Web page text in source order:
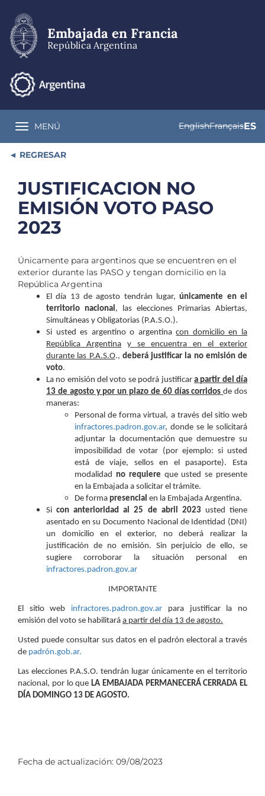
contenido
principal
Embajada en Francia
República Argentina
Toggle navigation
MENÚ EnglishFrançaisES
REGRESAR
JUSTIFICACION NO
EMISIÓN VOTO PASO
2023
Únicamente para argentinos que se encuentren en el
exterior durante las PASO y tengan domicilio en la
República Argentina
El día 13 de agosto tendrán lugar, únicamente en el
territorio nacional , las elecciones Primarias Abiertas,
Simultáneas y Obligatorias (P.A.S.O.).
Si usted es argentino o argentinacon domicilio en la
República Argentina
y se encuentra en el exterior
durante las P.A.S.O., deberá justificar la no emisión de
voto.
La no emisión del voto se podrá justificar a partir del día
13 de agosto y por un plazo de 60 días corridosde dos
maneras:
Personal de forma virtual, a través del sitio web
infractores.padron.gov.ar, donde se le solicitará
adjuntar la documentación que demuestre su
imposibilidad de votar (por ejemplo: si usted
está de viaje, sellos en el pasaporte). Esta
modalidad no requiere que usted se presente
en la Embajada a solicitar el trámite.
De forma presencial en la Embajada Argentina.
Sicon anterioridad al 25 de abril 2023usted tiene
asentado en su Documento Nacional de Identidad (DNI)
un domicilio en el exterior, no deberá realizar la
justificación de no emisión. Sin perjuicio de ello, se
sugiere corroborar la situación personal en
infractores.padron.gov.ar
IMPORTANTE
El sitio web infractores.padron.gov.ar para justificar la no
emisión del voto se habilitará a partir del día 13 de agosto.
Usted puede consultar sus datos en el padrón electoral a través
de padrón.gob.ar.
Las elecciones P.A.S.O. tendrán lugar únicamente en el territorio
nacional, por lo que LA EMBAJADA PERMANECERÁ CERRADA EL
DÍA DOMINGO 13 DE AGOSTO.
Fecha de actualización: 09/08/2023